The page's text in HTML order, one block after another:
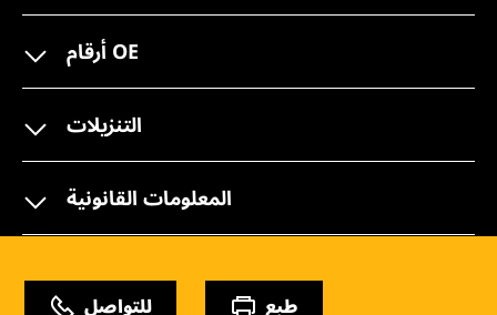
أرقام OE
التنزيلات
المعلومات القانونية